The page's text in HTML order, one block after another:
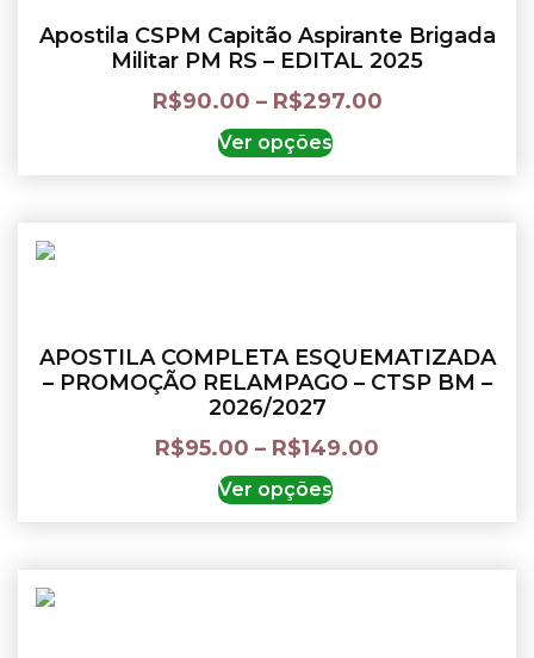
Apostila CSPM Capitão Aspirante Brigada
Militar PM RS – EDITAL 2025
R$90.00 – R$297.00
Ver opções
APOSTILA COMPLETA ESQUEMATIZADA
– PROMOÇÃO RELAMPAGO – CTSP BM –
2026/2027
R$95.00 – R$149.00
Ver opções